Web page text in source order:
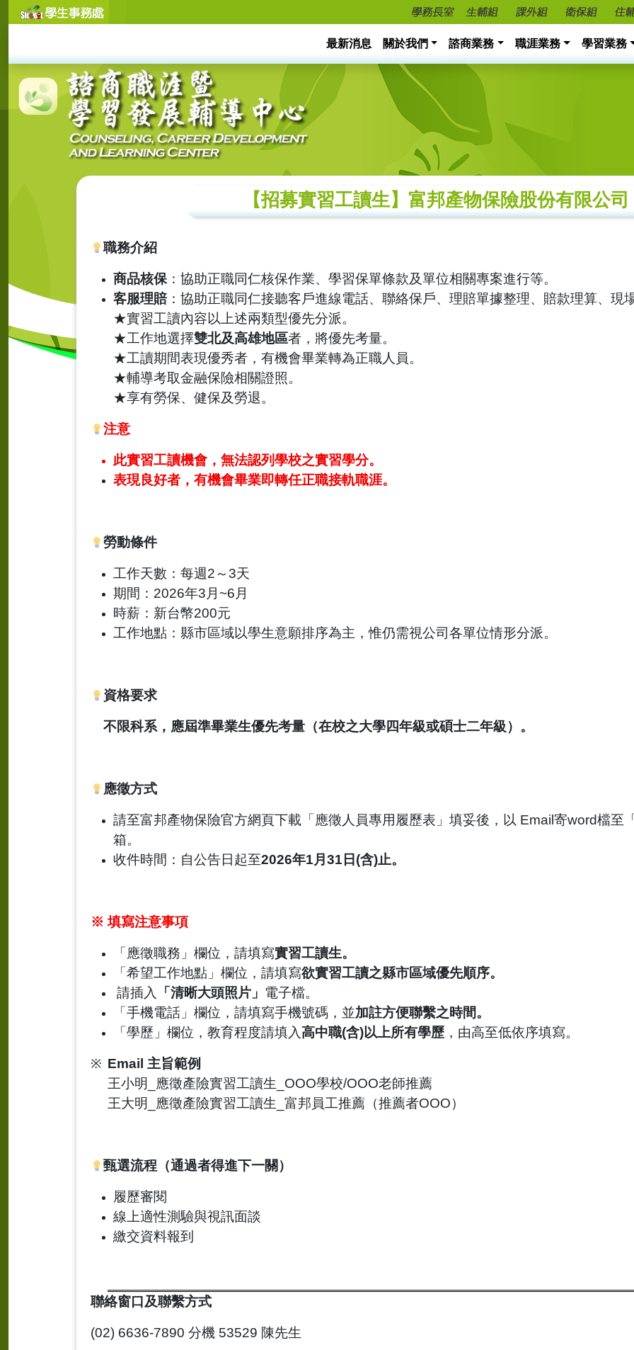
最新消息 關於我們 諮商業務 職涯業務 學習業務
【招募實習工讀生】富邦產物保險股份有限公司
職務介紹
商品核保：協助正職同仁核保作業、學習保單條款及單位相關專案進行等。
客服理賠：協助正職同仁接聽客戶進線電話、聯絡保戶、理賠單據整理、賠款理算、現
★實習工讀內容以上述兩類型優先分派。
★工作地選擇雙北及高雄地區者，將優先考量。
★工讀期間表現優秀者，有機會畢業轉為正職人員。
★輔導考取金融保險相關證照。
★享有勞保、健保及勞退。
注意
此實習工讀機會，無法認列學校之實習學分。
表現良好者，有機會畢業即轉任正職接軌職涯。
勞動條件
工作天數：每週 2 ～3天
期間： 2026年3 月 ~6 月
時薪：新台幣200元
工作地點：縣市區域以學生意願排序為主，惟仍需視公司各單位情形分派。
資格要求
不限科系，應屆準畢業生優先考量（在校之大學四年級或碩士二年級）。
應徵方式
請至富邦產物保險官方網頁下載「應徵人員專用履歷表」填妥後，以 Email 寄word檔至「
箱。
收件時間：自公告日起至2026年1月 31 日 (含)止。
※ 填寫注意事項
「應徵職務」欄位，請填寫實習工讀生。
「希望工作地點」欄位，請填寫欲實習工讀之縣市區域優先順序。
請插入
「清晰大頭照片」 電子檔。
「手機電話」欄位，請填寫手機號碼，並加註方便聯繫之時間。
「學歷」欄位，教育程度請填入高中職(含)以上所有學歷，由高至低依序填寫。
※ Email 主旨範例
王小明
應徵產險實習工讀生 _OOO學校/OOO老師推薦
王大明
應徵產險實習工讀生 富邦員工推薦（推薦者OOO）
甄選流程（通過者得進下一關）
履歷審閱
線上適性測驗與視訊面談
繳交資料報到
聯絡窗口及聯繫方式
(02) 6636-7890 分機 53529 陳先生